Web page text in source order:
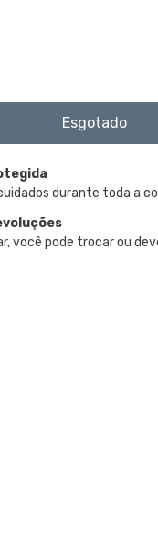
durante toda a
você pode trocar ou